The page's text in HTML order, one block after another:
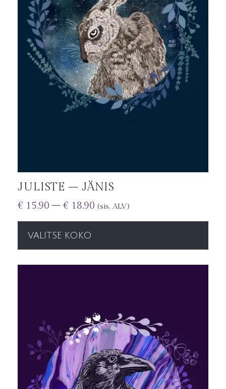
JULISTE – JÄNIS
€ 15.90 – € 18.90 (sis. ALV)
VALITSE KOKO